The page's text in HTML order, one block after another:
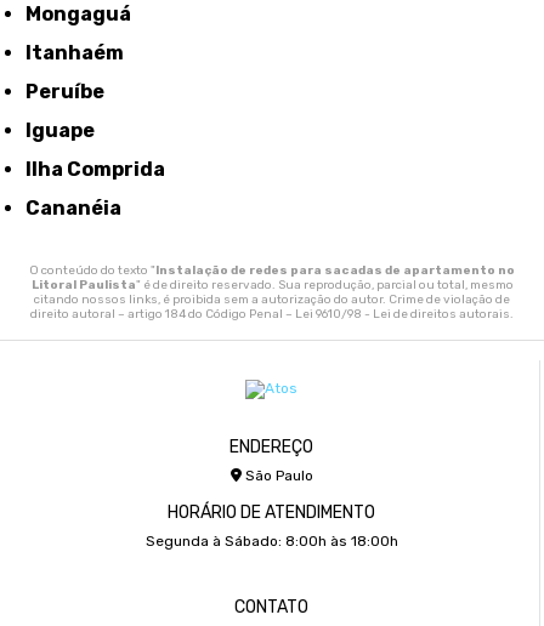
Mongaguá
Itanhaém
Peruíbe
Iguape
Ilha Comprida
Cananéia
O conteúdo do texto "Instalação de redes para sacadas de apartamento no
Litoral Paulista" é de direito reservado. Sua reprodução, parcial ou total, mesmo
citando nossos links, é proibida sem a autorização do autor. Crime de violação de
direito autoral – artigo 184 do Código Penal – Lei 9610/98 - Lei de direitos autorais.
ENDEREÇO
São Paulo
HORÁRIO DE ATENDIMENTO
Segunda à Sábado: 8:00h às 18:00h
CONTATO